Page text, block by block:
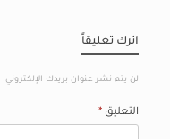
اترك تعليقاً
لن يتم نشر عنوان بريدك الإلكتروني.
التعليق *